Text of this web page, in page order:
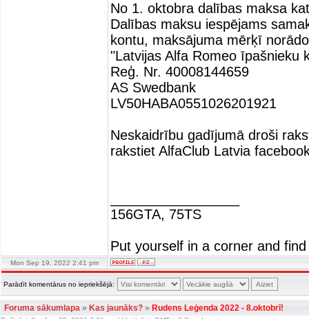
No 1. oktobra dalības maksa
Dalības maksu iespējams
kontu, maksājuma mērķī
"Latvijas Alfa Romeo īpašnieku
Reģ. Nr. 40008144659
AS Swedbank
LV50HABA0551026201921
Neskaidrību gadījumā droši
rakstiet AlfaClub Latvia
156GTA, 75TS
Put yourself in a corner and
Mon Sep 19, 2022 2:41 pm
Parādīt komentārus no iepriekšējā:
Foruma sākumlapa»Kas jaunāks?»Rudens Leģenda 2022 - 8.oktobrī!